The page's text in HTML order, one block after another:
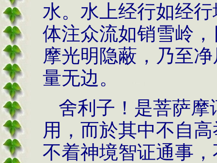
水。水上经行如经
体注众流如销雪岭
摩光明隐蔽，乃至
量无边。
舍利子！是菩萨
用，而於其中不自
不着神境智证通事